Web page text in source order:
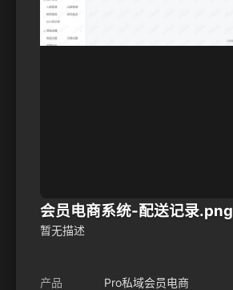
会员电商系统-配送记录.png
暂无描述
产品 Pro私域会员电商